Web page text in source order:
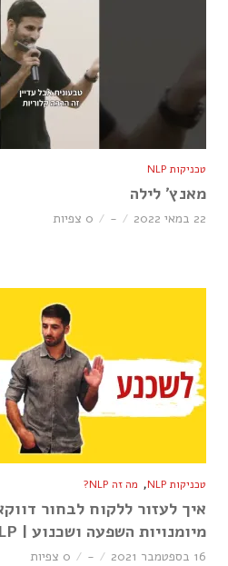
טכניקות NLP
מאנץ׳ לילה
22 במאי 2022 - 0 צפיות
טכניקות NLP , מה זה NLP?
איך לעזור ללקוח לבחור
מיומנויות השפעה ושכנוע | NLP
16 בספטמבר 2021 - 0 צפיות